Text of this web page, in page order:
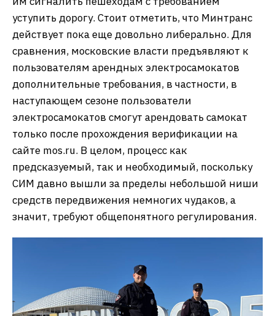
уступить дорогу. Стоит отметить, что Минтранс
действует пока еще довольно либерально. Для
сравнения, московские власти предъявляют к
пользователям арендных электросамокатов
дополнительные требования, в частности, в
наступающем сезоне пользователи
электросамокатов смогут арендовать самокат
только после прохождения верификации на
сайте mos.ru. В целом, процесс как
предсказуемый, так и необходимый, поскольку
СИМ давно вышли за пределы небольшой ниши
средств передвижения немногих чудаков, а
значит, требуют общепонятного регулирования.